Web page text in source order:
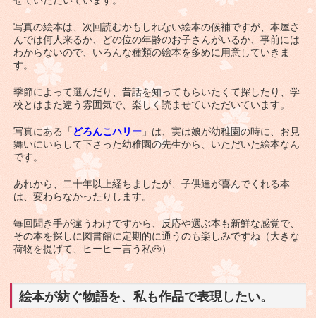
写真の絵本は、次回読むかもしれない絵本の候補ですが、本屋さ
んでは何人来るか、どの位の年齢のお子さんがいるか、事前には
わからないので、いろんな種類の絵本を多めに用意していきま
す。
季節によって選んだり、昔話を知ってもらいたくて探したり、学
校とはまた違う雰囲気で、楽しく読ませていただいています。
写真にある「 どろんこハリー 」は、実は娘が幼稚園の時に、お見
舞いにいらして下さった幼稚園の先生から、いただいた絵本なん
です。
あれから、二十年以上経ちましたが、子供達が喜んでくれる本
は、変わらなかったりします。
毎回聞き手が違うわけですから、反応や選ぶ本も新鮮な感覚で、
その本を探しに図書館に定期的に通うのも楽しみですね（大きな
荷物を提げて、ヒーヒー言う私🐽）
絵本が紡ぐ物語を、私も作品で表現したい。